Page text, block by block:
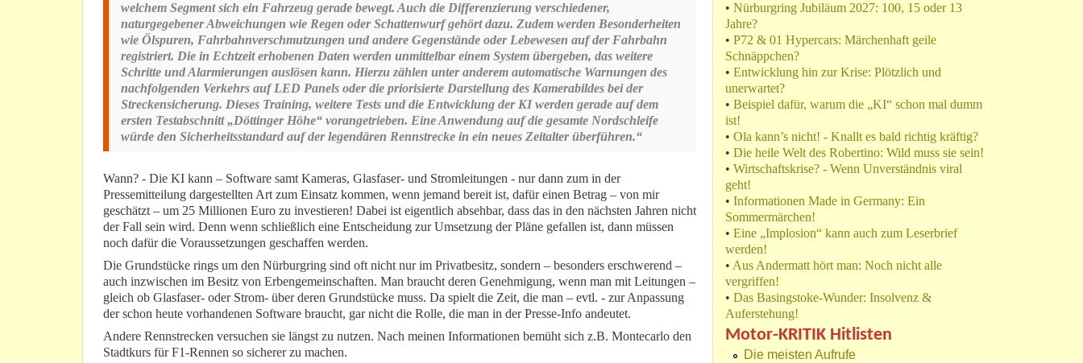
welchem Segment sich ein Fahrzeug gerade bewegt. Auch die Differenzierung verschiedener,
naturgegebener Abweichungen wie Regen oder Schattenwurf gehört dazu. Zudem werden Besonderheiten
wie Ölspuren, Fahrbahnverschmutzungen und andere Gegenstände oder Lebewesen auf der Fahrbahn
registriert. Die in Echtzeit erhobenen Daten werden unmittelbar einem System übergeben, das weitere
Schritte und Alarmierungen auslösen kann. Hierzu zählen unter anderem automatische Warnungen des
nachfolgenden Verkehrs auf LED Panels oder die priorisierte Darstellung des Kamerabildes bei der
Streckensicherung. Dieses Training, weitere Tests und die Entwicklung der KI werden gerade auf dem
ersten Testabschnitt „Döttinger Höhe“ vorangetrieben. Eine Anwendung auf die gesamte Nordschleife
würde den Sicherheitsstandard auf der legendären Rennstrecke in ein neues Zeitalter überführen.“
Wann? - Die KI kann – Software samt Kameras, Glasfaser- und Stromleitungen - nur dann zum in der
Pressemitteilung dargestellten Art zum Einsatz kommen, wenn jemand bereit ist, dafür einen Betrag – von mir
geschätzt – um 25 Millionen Euro zu investieren! Dabei ist eigentlich absehbar, dass das in den nächsten Jahren nicht
der Fall sein wird. Denn wenn schließlich eine Entscheidung zur Umsetzung der Pläne gefallen ist, dann müssen
noch dafür die Voraussetzungen geschaffen werden.
Die Grundstücke rings um den Nürburgring sind oft nicht nur im Privatbesitz, sondern – besonders erschwerend –
auch inzwischen im Besitz von Erbengemeinschaften. Man braucht deren Genehmigung, wenn man mit Leitungen –
gleich ob Glasfaser- oder Strom- über deren Grundstücke muss. Da spielt die Zeit, die man – evtl. - zur Anpassung
der schon heute vorhandenen Software braucht, gar nicht die Rolle, die man in der Presse-Info andeutet.
Andere Rennstrecken versuchen sie längst zu nutzen. Nach meinen Informationen bemüht sich z.B. Montecarlo den
Stadtkurs für F1-Rennen so sicherer zu machen.
• Nürburgring Jubiläum 2027: 100, 15 oder 13
Jahre?
• P72 & 01 Hypercars: Märchenhaft geile
Schnäppchen?
• Entwicklung hin zur Krise: Plötzlich und
unerwartet?
• Beispiel dafür, warum die „KI“ schon mal dumm
ist!
• Ola kann’s nicht! - Knallt es bald richtig kräftig?
• Die heile Welt des Robertino: Wild muss sie sein!
• Wirtschaftskrise? - Wenn Unverständnis viral
geht!
• Informationen Made in Germany: Ein
Sommermärchen!
• Eine „Implosion“ kann auch zum Leserbrief
werden!
• Aus Andermatt hört man: Noch nicht alle
vergriffen!
• Das Basingstoke-Wunder: Insolvenz &
Auferstehung!
Motor-KRITIK Hitlisten
Die meisten Aufrufe